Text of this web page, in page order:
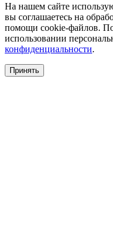
На нашем сайте
вы соглашаетесь на
помощи cookie-файлов.
использовании
конфиденциальности.
Принять